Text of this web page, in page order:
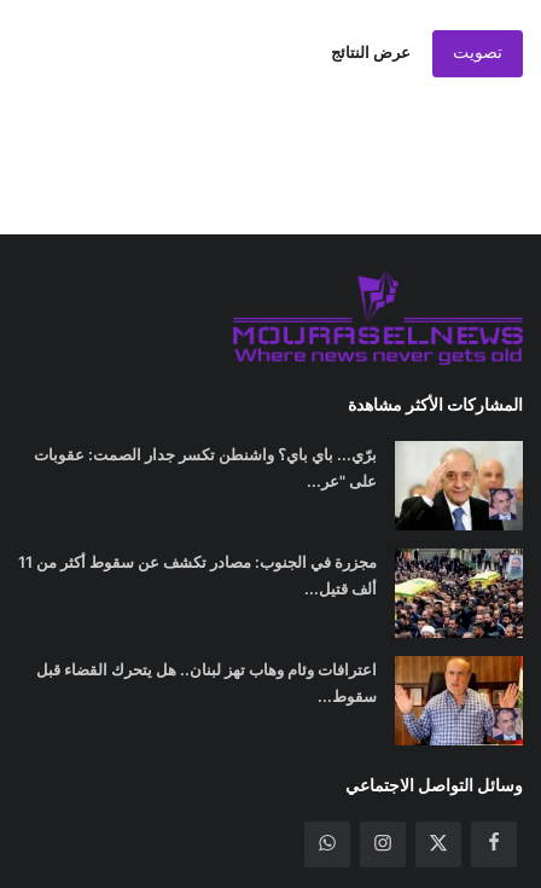
تصويت عرض النتائج
المشاركات الأكثر مشاهدة
برّي... باي باي؟ واشنطن تكسر جدار الصمت: عقوبات
على "عر...
مجزرة في الجنوب: مصادر تكشف عن سقوط أكثر من 11
ألف قتيل...
اعترافات وئام وهاب تهز لبنان.. هل يتحرك القضاء قبل
سقوط...
وسائل التواصل الاجتماعي